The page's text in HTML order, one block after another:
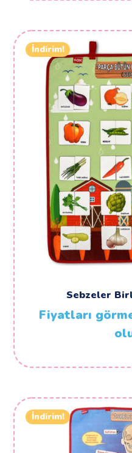
İndirim!
Sebzeler
Fiyatları
İndirim!